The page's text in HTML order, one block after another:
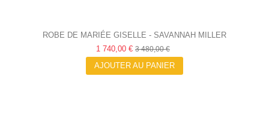
ROBE DE MARIÉE GISELLE - SAVANNAH MILLER
1 740,00 € 3 480,00 €
AJOUTER AU PANIER